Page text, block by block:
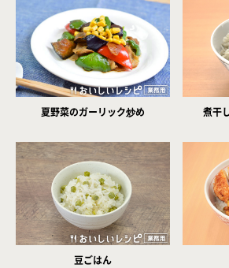
夏野菜のガーリック炒め 煮干
豆ごはん